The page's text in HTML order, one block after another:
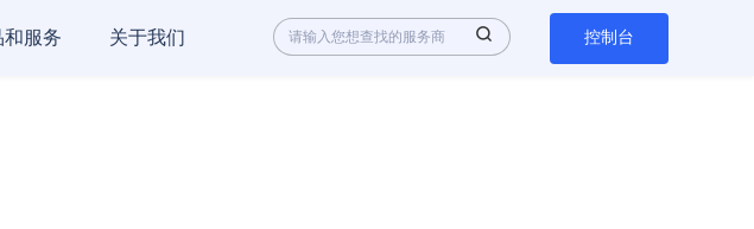
和服务 关于我们 控制台